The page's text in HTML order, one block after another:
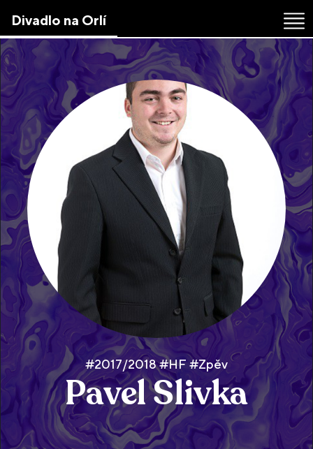
the
content
↷
Divadlo na Orlí
#2017/2018 #HF #Zpěv
Pavel Slivka